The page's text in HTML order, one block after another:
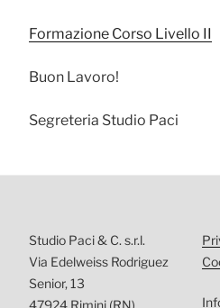
Formazione Corso Livello II
Buon Lavoro!
Segreteria Studio Paci
Studio Paci & C. s.r.l.
Via Edelweiss Rodriguez
Senior, 13
47924 Rimini (RN)